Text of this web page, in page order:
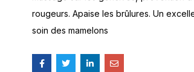
rougeurs. Apaise les brûlures. Un
soin des mamelons